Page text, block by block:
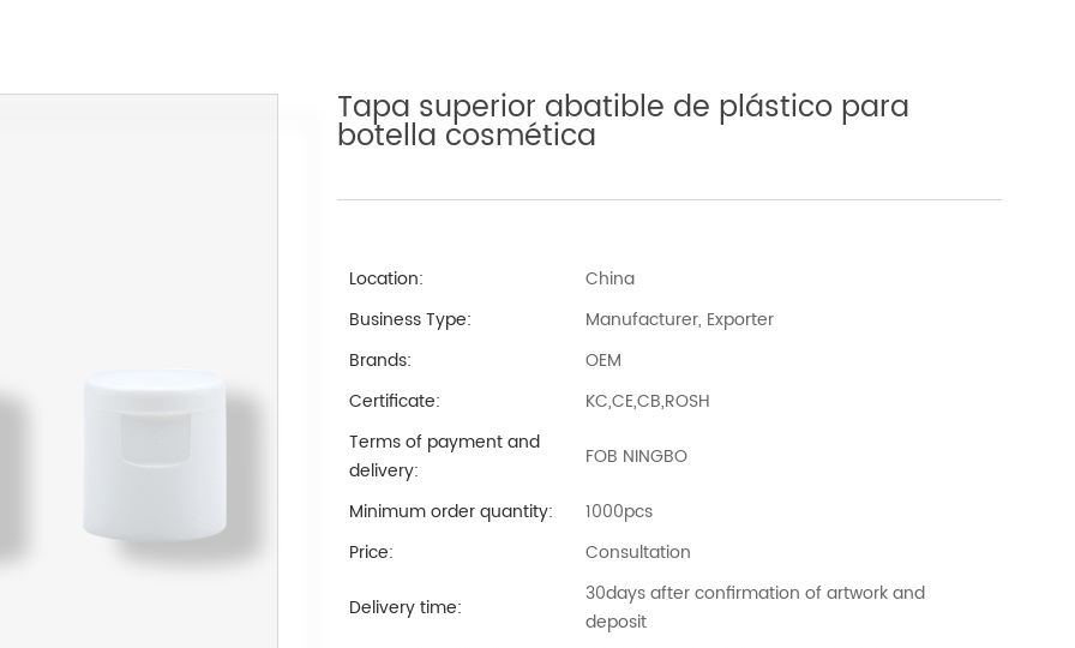
Tapa superior abatible de plástico para
botella cosmética
Location:
China
Business Type:
Manufacturer, Exporter
Brands:
OEM
Certificate:
KC,CE,CB,ROSH
Terms of payment and
delivery:
FOB NINGBO
Minimum order quantity:
1000pcs
Price:
Consultation
Delivery time:
30days after confirmation of artwork and
deposit